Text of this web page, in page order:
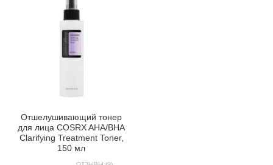
Отшелушивающий тонер
для лица COSRX AHA/BHA
Clarifying Treatment Toner,
150 мл